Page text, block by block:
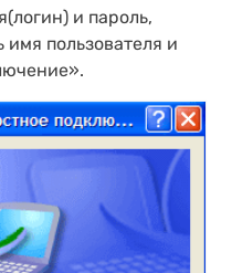
и пароль,
имя пользователя и